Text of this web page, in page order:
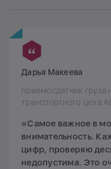
Дарья Макеева
приемосдатчик груза
транспортного цеха
«Самое важное в
внимательность.
цифр, проверяю
недопустима. Это